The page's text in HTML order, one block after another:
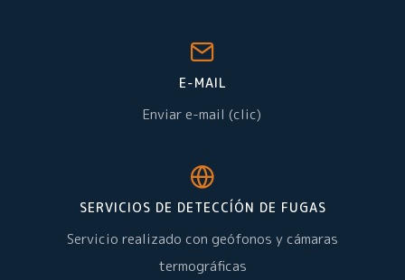
E-MAIL
Enviar e-mail (clic)
SERVICIOS DE DETECCÍÓN DE FUGAS
Servicio realizado con geófonos y cámaras
termográficas